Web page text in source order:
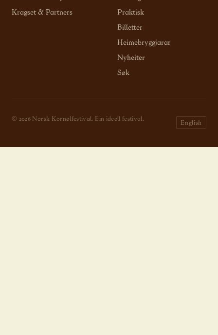
Kragset & Partners
Praktisk
Billetter
Heimebryggjarar
Nyheiter
Søk
© 2026 Norsk Kornølfestival. Ein ideell festival.
English